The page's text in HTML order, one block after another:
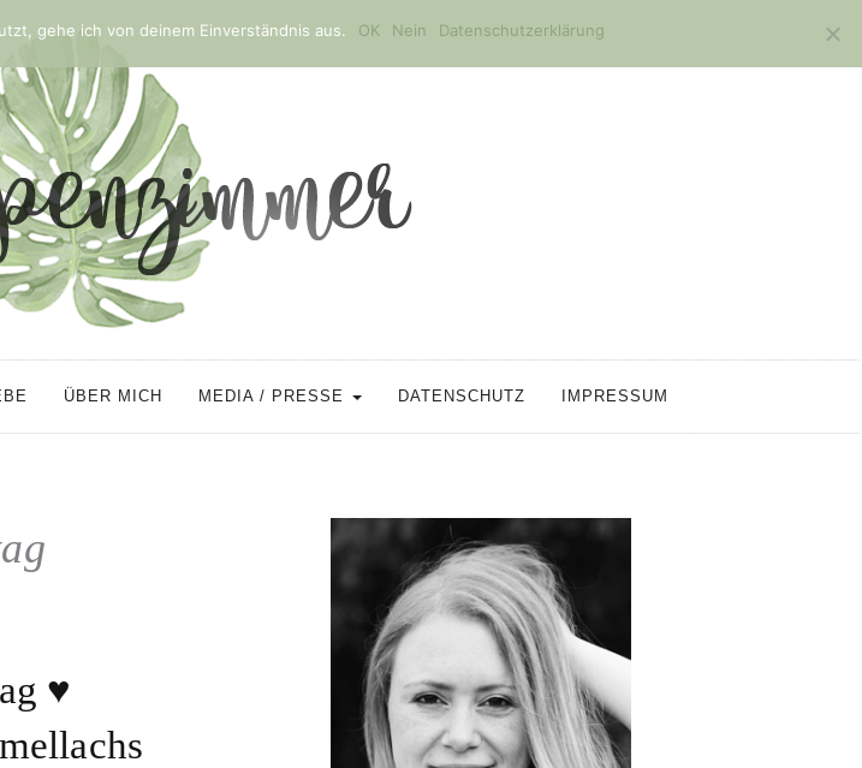
ÜBER MICH MEDIA / PRESSE DATENSCHUTZ IMPRESSUM
♥
gehe ich von deinem Einverständnis aus. OK Nein Datenschutzerklärung